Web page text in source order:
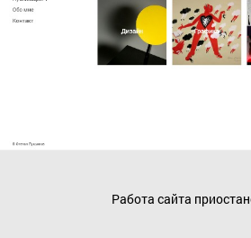
Работа сайта